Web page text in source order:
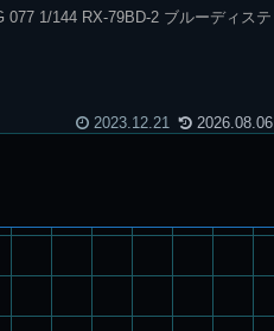
1/144 RX-79BD-2 ブルーディステ
2023.12.21 2026.08.06